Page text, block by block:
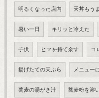
明るくなった店内 天丼もう
暑い一日 キリッと冷えた
子供 ヒマを持て余す コ
揚げたての天ぷら メニュー
蕎麦の湯がき汁 蕎麦粉を溶